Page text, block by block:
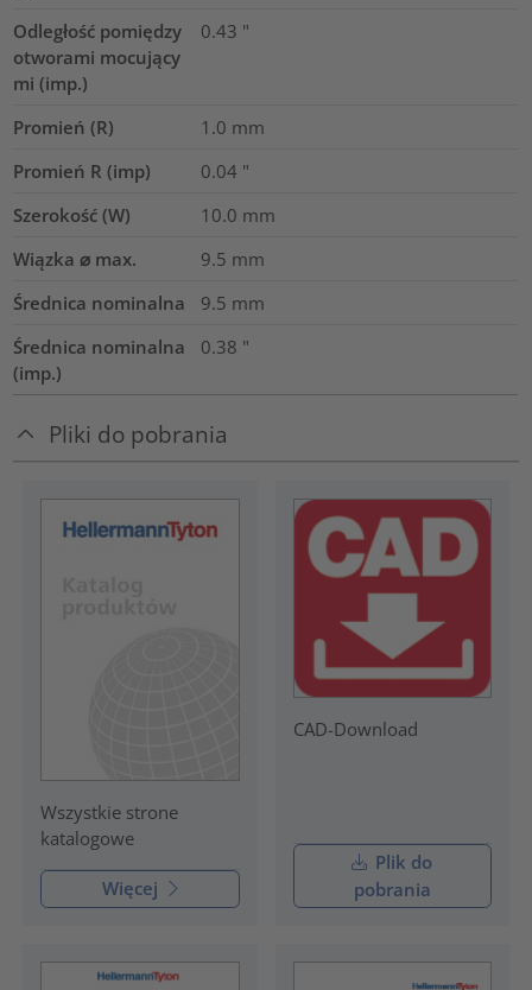
Odległość pomiędzy
otworami mocujący
mi (imp.)
0.43 "
Promień (R) 1.0 mm
Promień R (imp)
0.04 "
Szerokość (W)
10.0 mm
Wiązka ⌀ max.
9.5 mm
Średnica nominalna
9.5 mm
Średnica nominalna
(imp.)
0.38 "
Pliki do pobrania
Wszystkie strone
katalogowe
Więcej
CAD-Download
Plik do
pobrania